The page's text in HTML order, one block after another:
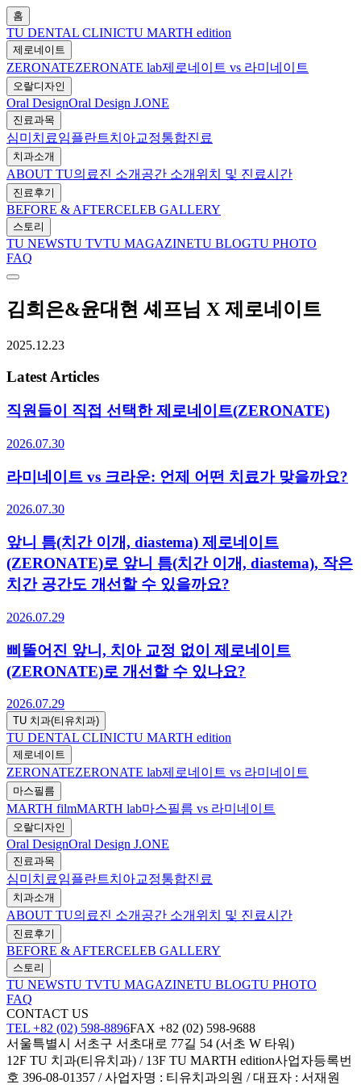
홈
TU DENTAL CLINICTU MARTH edition
제로네이트
ZERONATEZERONATE lab제로네이트 vs 라미네이트
오랄디자인
Oral DesignOral Design J.ONE
진료과목
심미치료임플란트치아교정통합진료
치과소개
ABOUT TU의료진 소개 공간 소개 위치 및 진료시간
진료후기
BEFORE & AFTERCELEB GALLERY
스토리
TU NEWSTU TVTU MAGAZINETU BLOGTU PHOTO
FAQ
김희은&윤대현 셰프님 X 제로네이트
2025.12.23
Latest Articles
직원들이 직접 선택한 제로네이트(ZERONATE)
2026.07.30
라미네이트 vs 크라운: 언제 어떤 치료가 맞을까요?
2026.07.30
앞니 틈(치간 이개, diastema) 제로네이트
(ZERONATE)로 앞니 틈(치간 이개, diastema), 작은
치간 공간도 개선할 수 있을까요?
2026.07.29
삐뚤어진 앞니, 치아 교정 없이 제로네이트
(ZERONATE)로 개선할 수 있나요?
2026.07.29
TU 치과(티유치과)
TU DENTAL CLINICTU MARTH edition
제로네이트
ZERONATEZERONATE lab제로네이트 vs 라미네이트
마스필름
MARTH filmMARTH lab마스필름 vs 라미네이트
오랄디자인
Oral DesignOral Design J.ONE
진료과목
심미치료임플란트치아교정통합진료
치과소개
ABOUT TU의료진 소개 공간 소개 위치 및 진료시간
진료후기
BEFORE & AFTERCELEB GALLERY
스토리
TU NEWSTU TVTU MAGAZINETU BLOGTU PHOTO
FAQ
CONTACT US
TEL +82 (02) 598-8896FAX +82 (02) 598-9688
서울특별시 서초구 서초대로 77길 54 (서초 W 타워)
12F TU 치과(티유치과) / 13F TU MARTH edition사업자등록번
호 396-08-01357 / 사업자명 : 티유치과의원 / 대표자 : 서재원